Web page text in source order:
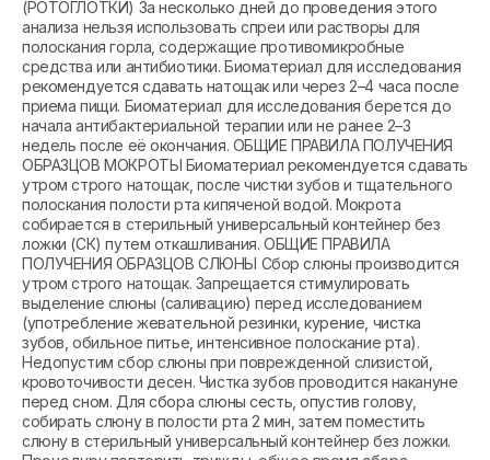
(РОТОГЛОТКИ) За несколько дней до проведения этого
анализа нельзя использовать спреи или растворы для
полоскания горла, содержащие противомикробные
средства или антибиотики. Биоматериал для исследования
рекомендуется сдавать натощак или через 2–4 часа после
приема пищи. Биоматериал для исследования берется до
начала антибактериальной терапии или не ранее 2–3
недель после её окончания. ОБЩИЕ ПРАВИЛА ПОЛУЧЕНИЯ
ОБРАЗЦОВ МОКРОТЫ Биоматериал рекомендуется сдавать
утром строго натощак, после чистки зубов и тщательного
полоскания полости рта кипяченой водой. Мокрота
собирается в стерильный универсальный контейнер без
ложки (СК) путем откашливания. ОБЩИЕ ПРАВИЛА
ПОЛУЧЕНИЯ ОБРАЗЦОВ СЛЮНЫ Сбор слюны производится
утром строго натощак. Запрещается стимулировать
выделение слюны (саливацию) перед исследованием
(употребление жевательной резинки, курение, чистка
зубов, обильное питье, интенсивное полоскание рта).
Недопустим сбор слюны при поврежденной слизистой,
кровоточивости десен. Чистка зубов проводится накануне
перед сном. Для сбора слюны сесть, опустив голову,
собирать слюну в полости рта 2 мин, затем поместить
слюну в стерильный универсальный контейнер без ложки.